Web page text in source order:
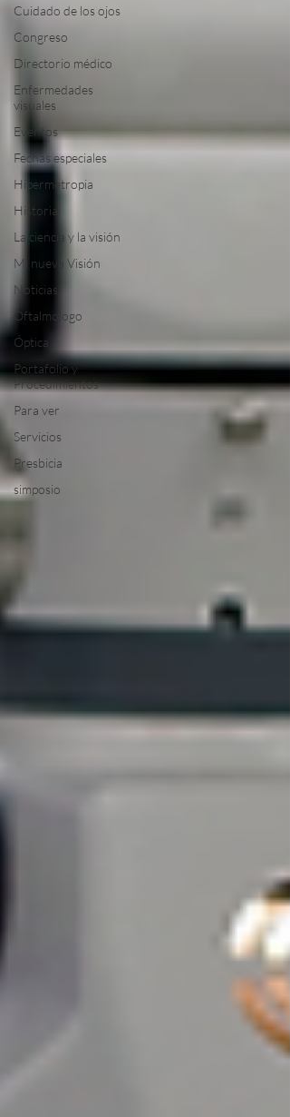
Cuidado de los ojos
Congreso
Directorio médico
Enfermedades
visuales
Eventos
Fechas especiales
Hipermetropia
Historia
La ciencia y la visión
Mi nueva Visión
Noticias
Oftalmologo
Óptica
Portafolio y
Procedimientos
Para ver
Servicios
Presbicia
simposio